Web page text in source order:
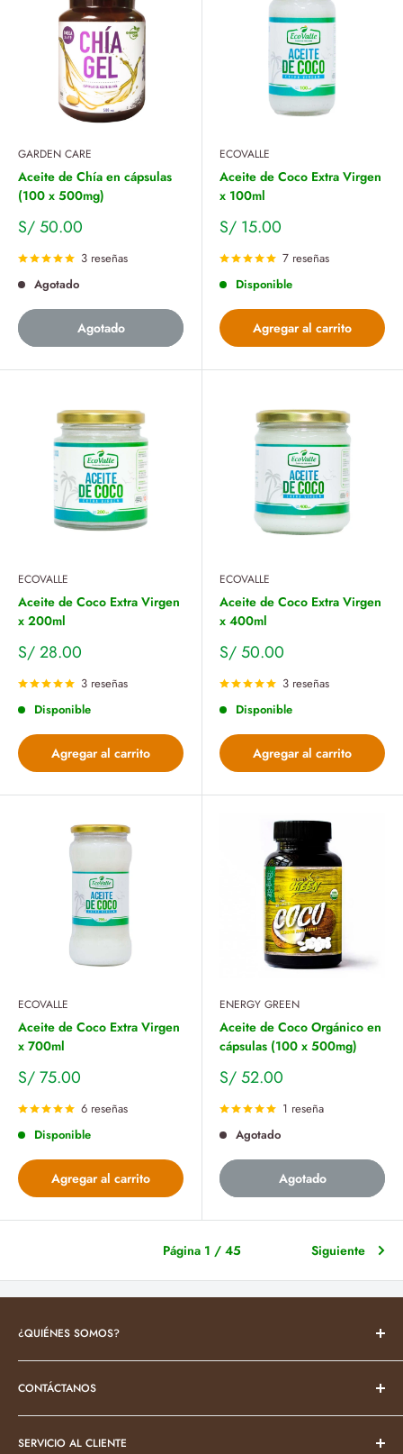
GARDEN CARE
Aceite de Chía en cápsulas
(100 x 500mg)
Precio
de
venta
S/ 50.00
3 reseñas
Agotado
Agotado
ECOVALLE
Aceite de Coco Extra Virgen
x 100ml
Precio
de
venta
S/ 15.00
7 reseñas
Disponible
Agregar al carrito
ECOVALLE
Aceite de Coco Extra Virgen
x 200ml
Precio
de
venta
S/ 28.00
3 reseñas
Disponible
Agregar al carrito
ECOVALLE
Aceite de Coco Extra Virgen
x 400ml
Precio
de
venta
S/ 50.00
3 reseñas
Disponible
Agregar al carrito
ECOVALLE
Aceite de Coco Extra Virgen
x 700ml
Precio
de
venta
S/ 75.00
6 reseñas
Disponible
Agregar al carrito
ENERGY GREEN
Aceite de Coco Orgánico en
cápsulas (100 x 500mg)
Precio
de
venta
S/ 52.00
1 reseña
Agotado
Agotado
Página 1 / 45 Siguiente
¿QUIÉNES SOMOS?
Somos la primera botica peruana especializada en productos
naturales de belleza y salud, provenientes de diversas regiones
del Perú. Nuestra misión es ofrecer alternativas naturales que
sustituyan los productos farmacéuticos convencionales.
CONTÁCTANOS
💬WhatsApp
SERVICIO AL CLIENTE